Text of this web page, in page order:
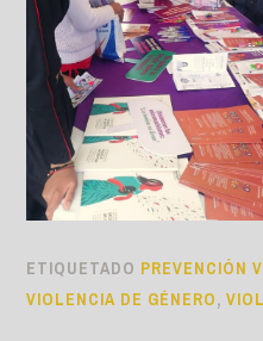
ETIQUETADO PREVENCIÓN
VIOLENCIA DE GÉNERO,